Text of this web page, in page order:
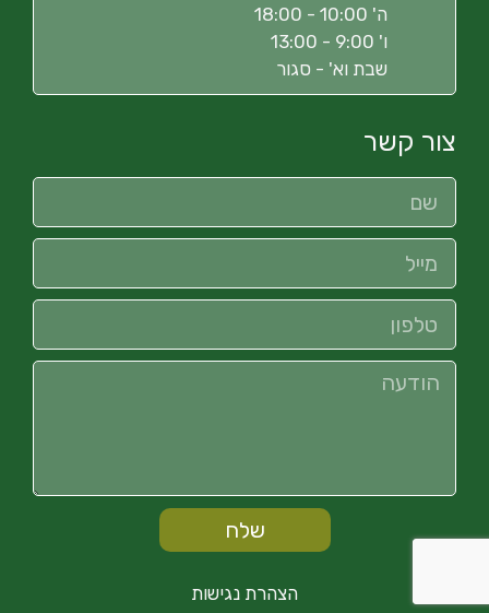
ה' 10:00 - 18:00
ו' 9:00 - 13:00
שבת וא' - סגור
צור קשר
שלח
הצהרת נגישות